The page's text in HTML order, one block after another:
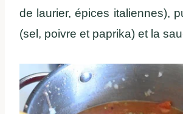
de laurier, épices italiennes),
(sel, poivre et paprika) et la